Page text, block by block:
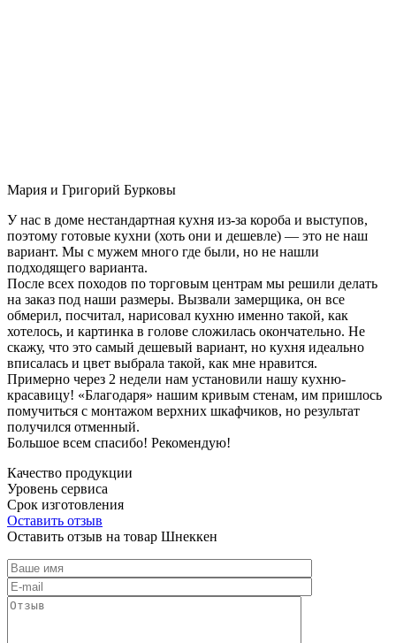
Мария и Григорий Бурковы
У нас в доме нестандартная кухня из-за короба и выступов,
поэтому готовые кухни (хоть они и дешевле) — это не наш
вариант. Мы с мужем много где были, но не нашли
подходящего варианта.
После всех походов по торговым центрам мы решили делать
на заказ под наши размеры. Вызвали замерщика, он все
обмерил, посчитал, нарисовал кухню именно такой, как
хотелось, и картинка в голове сложилась окончательно. Не
скажу, что это самый дешевый вариант, но кухня идеально
вписалась и цвет выбрала такой, как мне нравится.
Примерно через 2 недели нам установили нашу кухню-
красавицу! «Благодаря» нашим кривым стенам, им пришлось
помучиться с монтажом верхних шкафчиков, но результат
получился отменный.
Большое всем спасибо! Рекомендую!
Качество продукции
Уровень сервиса
Срок изготовления
Оставить отзыв
Оставить отзыв на товар Шнеккен